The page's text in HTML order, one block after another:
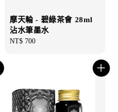
摩天輪 - 碧綠茶會 28ml
沾水筆墨水
Regular
NT$ 700